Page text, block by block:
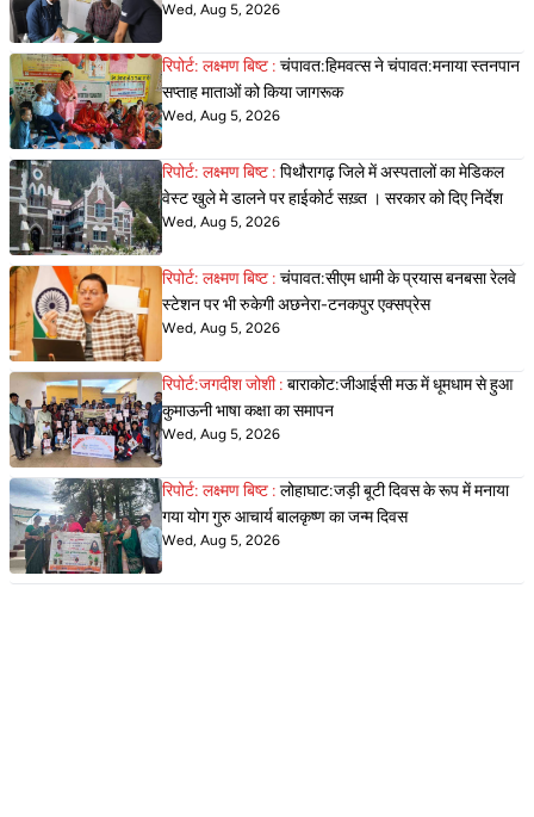
Wed, Aug 5, 2026
रिपोर्ट: लक्ष्मण बिष्ट : चंपावत:हिमवत्स ने चंपावत:मनाया स्तनपान
सप्ताह माताओं को किया जागरूक
Wed, Aug 5, 2026
रिपोर्ट: लक्ष्मण बिष्ट : पिथौरागढ़ जिले में अस्पतालों का मेडिकल
वेस्ट खुले मे डालने पर हाईकोर्ट सख़्त । सरकार को दिए निर्देश
Wed, Aug 5, 2026
रिपोर्ट: लक्ष्मण बिष्ट : चंपावत:सीएम धामी के प्रयास बनबसा रेलवे
स्टेशन पर भी रुकेगी अछनेरा-टनकपुर एक्सप्रेस
Wed, Aug 5, 2026
रिपोर्ट:जगदीश जोशी : बाराकोट:जीआईसी मऊ में धूमधाम से हुआ
कुमाऊनी भाषा कक्षा का समापन
Wed, Aug 5, 2026
रिपोर्ट: लक्ष्मण बिष्ट : लोहाघाट:जड़ी बूटी दिवस के रूप में मनाया
गया योग गुरु आचार्य बालकृष्ण का जन्म दिवस
Wed, Aug 5, 2026